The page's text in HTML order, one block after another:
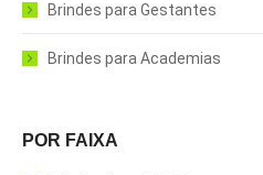
Brindes para Gestantes
Brindes para Academias
POR FAIXA